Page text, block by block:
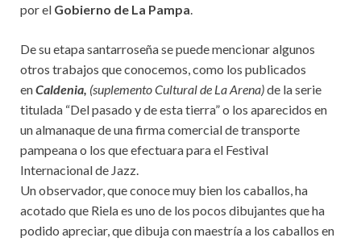
por el Gobierno de La Pampa.
De su etapa santarroseña se puede mencionar algunos
otros trabajos que conocemos, como los publicados
enCaldenia, (suplemento Cultural de La Arena)de la serie
titulada “Del pasado y de esta tierra” o los aparecidos en
un almanaque de una firma comercial de transporte
pampeana o los que efectuara para el Festival
Internacional de Jazz.
Un observador, que conoce muy bien los caballos, ha
acotado que Riela es uno de los pocos dibujantes que ha
podido apreciar, que dibuja con maestría a los caballos en